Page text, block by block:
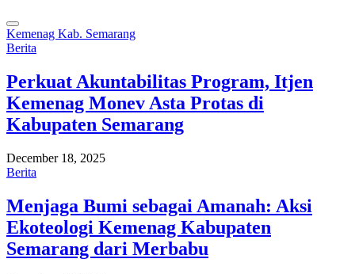
Kemenag Kab. Semarang
Berita
Perkuat Akuntabilitas Program, Itjen
Kemenag Monev Asta Protas di
Kabupaten Semarang
December 18, 2025
Berita
Menjaga Bumi sebagai Amanah: Aksi
Ekoteologi Kemenag Kabupaten
Semarang dari Merbabu